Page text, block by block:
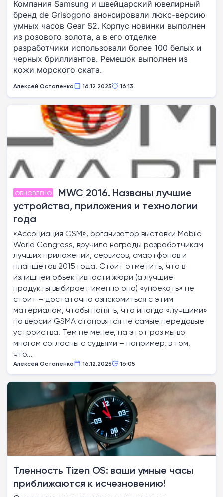
Компания Samsung и швейцарский ювелирный
бренд de Grisogono анонсировали люкс-версию
умных часов Gear S2. Корпус новинки выполнен
из розового золота, а в его отделке
разработчики использовали более 100 белых и
черных бриллиантов. Ремешок выполнен из
кожи морского ската.
Алексей Остапенко 16.12.2025 16:13
ОБНОВЛЕНО
MWC 2016. Названы лучшие
устройства, приложения и технологии
года
«Ассоциация GSM», организатор выставки Mobile
World Congress, вручила награды разработчикам
лучших приложений, сервисов, смартфонов и
планшетов 2015 года. Стоит отметить, что в
излишней объективности жюри (а лучшие
продукты выбирает именно оно) «упрекать» не
стоит – достаточно ознакомиться с этим
материалом, чтобы понять, что иногда «лучшими»
по версии GSMA становятся не самые передовые
устройства. Тем не менее, на этот раз мы во
многом согласны с судьями – например, в том,
что...
Алексей Остапенко 16.12.2025 16:05
Тленность Tizen OS: ваши умные часы
приближаются к исчезновению!